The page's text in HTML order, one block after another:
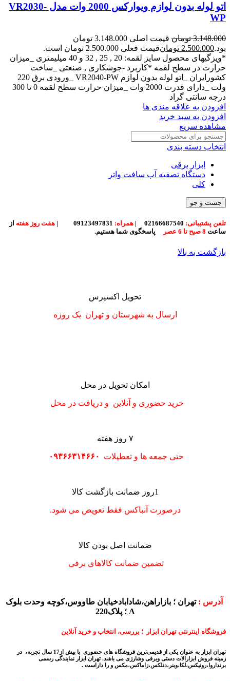
اتو لوله بدون لوازم ویوارکس 2000 وات مدل VR2030-
WP
3.148.000 تومان
قیمت اصلی 3.148.000 تومان
بود.2.500.000 تومانقیمت فعلی 2.500.000 تومان است.
*ویزگیهای محصول سایز لقمه: 20 , 25 , 32 و 40 میلیمتری _میزان
حرارت در سطح لقمه *کاربرد -جوشکاری , صنعتی _ساخت
کشورایران _اتو لوله بدون لوازم VR2040-PW _ورودی برق 220
ولت _دارای قدرت 2000 وات _میزان حرارت سطح لقمه 0 تا 300
درجه سانتی گراد
افزودن به علاقه مندی ها
افزودن به سبد خرید
مشاهده سریع
انتخاب دسته بندی
ابزار برقی
دستگاه تصفیه آب سافت واتر
کلی
جست و جو
تلفن پشتیبانی: | همراه: | هفت روز هفته از
ساعت 8 صبح تا 6 عصر پاسخگوی شما هستیم.
بازگشت به بالا
تحویل اکسپرس
ارسال به شهرستان و تهران یک روزه
امکان تحویل در محل
خرید حضوری و آنلاین و دریافت در محل
۷ روز هفته
حتی جمعه ها و تعطیلات ۰۹۳۶۶۳۱۴۶۶۰
1روز ضمانت بازگشت کالا
درصورت آنباکس فقط تعویض می شود.
ضمانت اصل بودن کالا
تضمین ضمانت کالاهای برقی
آدرس : تهران ؛ بازاراهن،شادابادخیابان طاووس،کوچه وحدت بلوک
A ؛ پلاک220
فروشگاه اینترنتی تهران ابزار ؛ بررسی، انتخاب و خرید آنلاین
تهران ابزار به عنوان یکی از قدیمی‌ترین فروشگاه های حضوری با بیش از17 سال تجربه، در
زمینه فروش ابزارالات دستی وبرقی وشارژی می باشد.تهران ابزار نمایندگی رسمی
برنداروا،رونیکس،لکا،وینر،دنلکس،زاماکس،مکس و را داراست .